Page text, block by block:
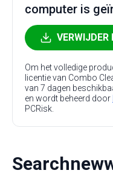
computer is
Om het volledige
licentie van Combo
van 7 dagen
en wordt beheerd door
PCRisk.